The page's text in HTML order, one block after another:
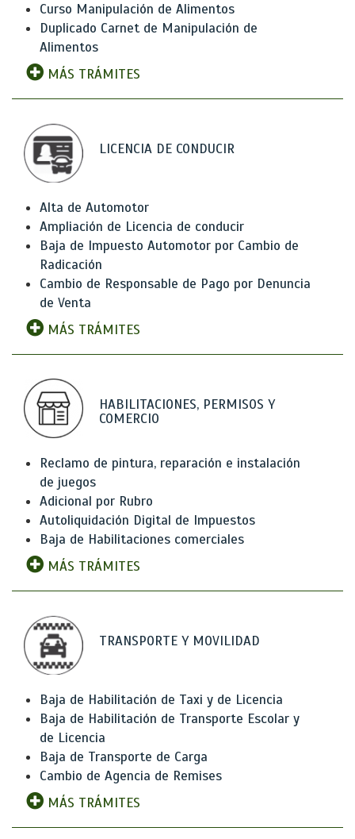
Curso Manipulación de Alimentos
Duplicado Carnet de Manipulación de
Alimentos
MÁS TRÁMITES
LICENCIA DE CONDUCIR
Alta de Automotor
Ampliación de Licencia de conducir
Baja de Impuesto Automotor por Cambio de
Radicación
Cambio de Responsable de Pago por Denuncia
de Venta
MÁS TRÁMITES
HABILITACIONES, PERMISOS Y
COMERCIO
Reclamo de pintura, reparación e instalación
de juegos
Adicional por Rubro
Autoliquidación Digital de Impuestos
Baja de Habilitaciones comerciales
MÁS TRÁMITES
TRANSPORTE Y MOVILIDAD
Baja de Habilitación de Taxi y de Licencia
Baja de Habilitación de Transporte Escolar y
de Licencia
Baja de Transporte de Carga
Cambio de Agencia de Remises
MÁS TRÁMITES